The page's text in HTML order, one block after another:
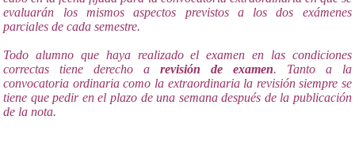
evaluarán los mismos aspectos previstos a los dos exámenes
parciales de cada semestre.
Todo alumno que haya realizado el examen en las condiciones
correctas tiene derecho arevisión de examen. Tanto a la
convocatoria ordinaria como la extraordinaria la revisión siempre se
tiene que pedir en el plazo de una semana después de la publicación
de la nota.